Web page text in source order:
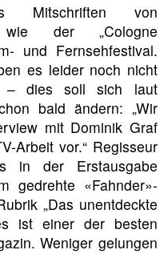
Mitschriften von
wie der „Cologne
und Fernsehfestival.
es leider noch nicht
– dies soll sich laut
bald ändern: „Wir
mit Dominik Graf
Arbeit vor.“ Regisseur
in der Erstausgabe
gedrehte «Fahnder»-
„Das unentdeckte
ist einer der besten
Weniger gelungen